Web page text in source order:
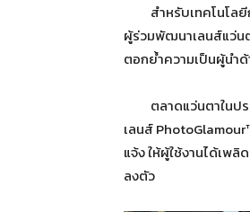
สำหรับเทคโนโลยีก
ผู้ร่วมพัฒนาเลนส์แว่น
ตอกย้ำความเป็นผู้นำด้
ตลาดแว่นตาในประ
เลนส์
แจ้ง ให้ผู้ใช้งานได้เพ
ลงตัว